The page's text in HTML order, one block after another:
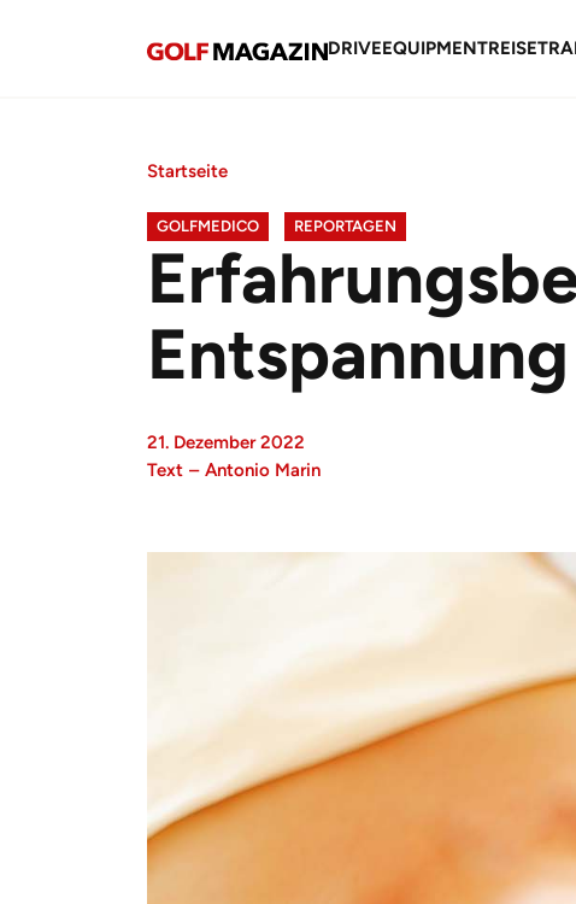
DRIVEEQUIPMENTREISE
Startseite
GOLFMEDICO REPORTAGEN
Entspannung
21. Dezember 2022
Text – Antonio Marin